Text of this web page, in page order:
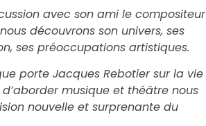
avec son ami le compositeur
découvrons son univers, ses
ses préoccupations artistiques.
porte Jacques Rebotier sur la vie
musique et théâtre nous
nouvelle et surprenante du